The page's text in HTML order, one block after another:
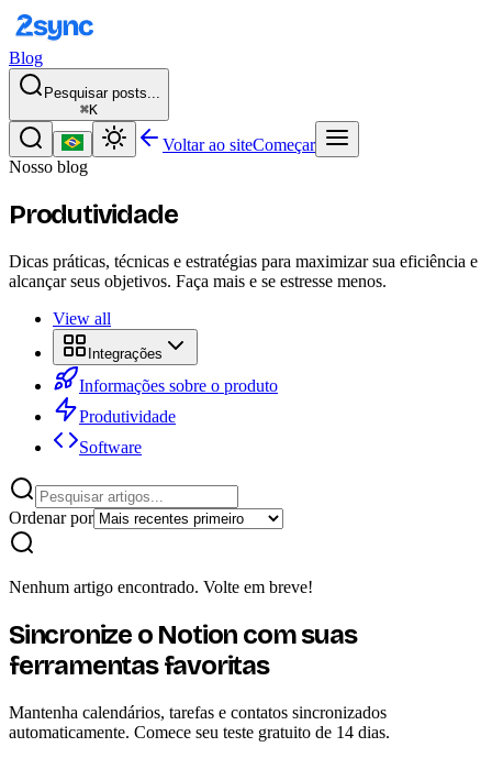
Blog
Pesquisar posts...
⌘K
Voltar ao siteComeçar
Nosso blog
Produtividade
Dicas práticas, técnicas e estratégias para maximizar sua eficiência e
alcançar seus objetivos. Faça mais e se estresse menos.
View all
Integrações
Informações sobre o produto
Produtividade
Software
Ordenar por
Nenhum artigo encontrado. Volte em breve!
Sincronize o Notion com suas
ferramentas favoritas
Mantenha calendários, tarefas e contatos sincronizados
automaticamente. Comece seu teste gratuito de 14 dias.